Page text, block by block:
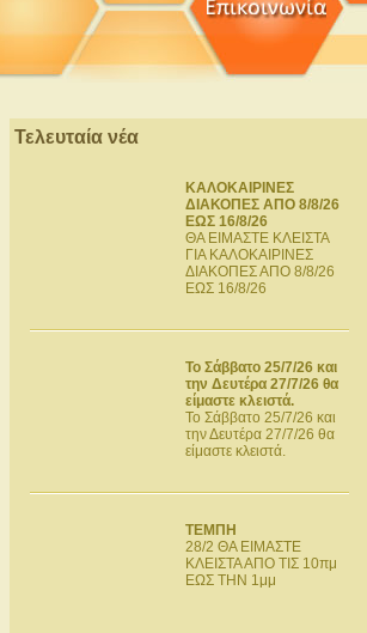
Τελευταία νέα
ΚΑΛΟΚΑΙΡΙΝΕΣ
ΔΙΑΚΟΠΕΣ ΑΠΟ 8/8/26
ΕΩΣ 16/8/26
ΘΑ ΕΙΜΑΣΤΕ ΚΛΕΙΣΤΑ
ΓΙΑ ΚΑΛΟΚΑΙΡΙΝΕΣ
ΔΙΑΚΟΠΕΣ ΑΠΟ 8/8/26
ΕΩΣ 16/8/26
Το Σάββατο 25/7/26 και
την Δευτέρα 27/7/26 θα
είμαστε κλειστά.
Το Σάββατο 25/7/26 και
την Δευτέρα 27/7/26 θα
είμαστε κλειστά.
ΤΕΜΠΗ
28/2 ΘΑ ΕΙΜΑΣΤΕ
ΚΛΕΙΣΤΑ ΑΠΟ ΤΙΣ 10πμ
ΕΩΣ ΤΗΝ 1μμ